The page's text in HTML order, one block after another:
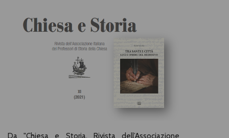
Da "Chiesa e Storia. Rivista dell’Associazione